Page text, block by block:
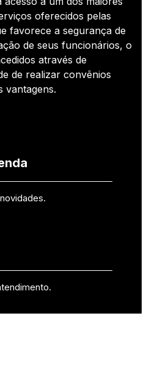
oferecidos pelas
favorece a segurança de
de seus funcionários, o
através de
de realizar convênios
vantagens.